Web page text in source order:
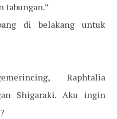
tabungan.”
di belakang untuk
Raphtalia
Shigaraki. Aku ingin